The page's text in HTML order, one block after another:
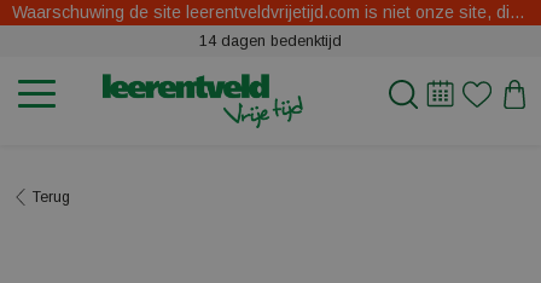
Waarschuwing de site leerentveldvrijetijd.com is niet onze site, dit zijn oplichters.
14 dagen bedenktijd
Terug